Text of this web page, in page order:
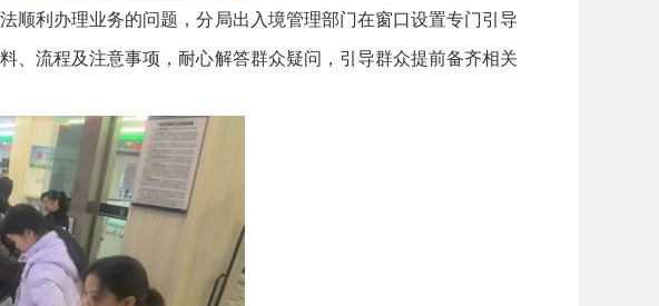
利办理业务的问题，分局出入境管理部门在窗口设置专门引导
、流程及注意事项，耐心解答群众疑问，引导群众提前备齐相关